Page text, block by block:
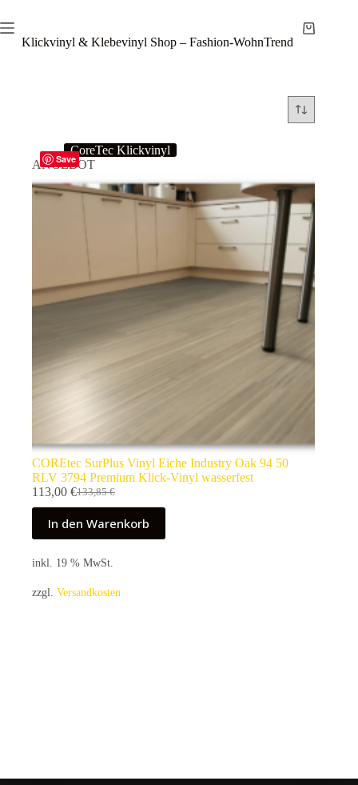
Inhalt
springenKlickvinyl & Klebevinyl Shop – Fashion-WohnTrend
Warenkorb
Save
CoreTec Klickvinyl
ANGEBOT
COREtec SurPlus Vinyl Eiche Industry Oak 94 50
RLV 3794 Premium Klick-Vinyl wasserfest
133,85€
Ursprünglicher
war:
133,85 €
113,00 €Aktueller
ist:
113,00 €.
In den Warenkorb
inkl. 19 % MwSt.
zzgl. Versandkosten